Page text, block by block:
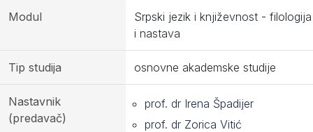
Modul
Srpski jezik i književnost - filologija
i nastava
Tip studija osnovne akademske studije
Nastavnik
(predavač)
prof. dr Irena Špadijer
prof. dr Zorica Vitić